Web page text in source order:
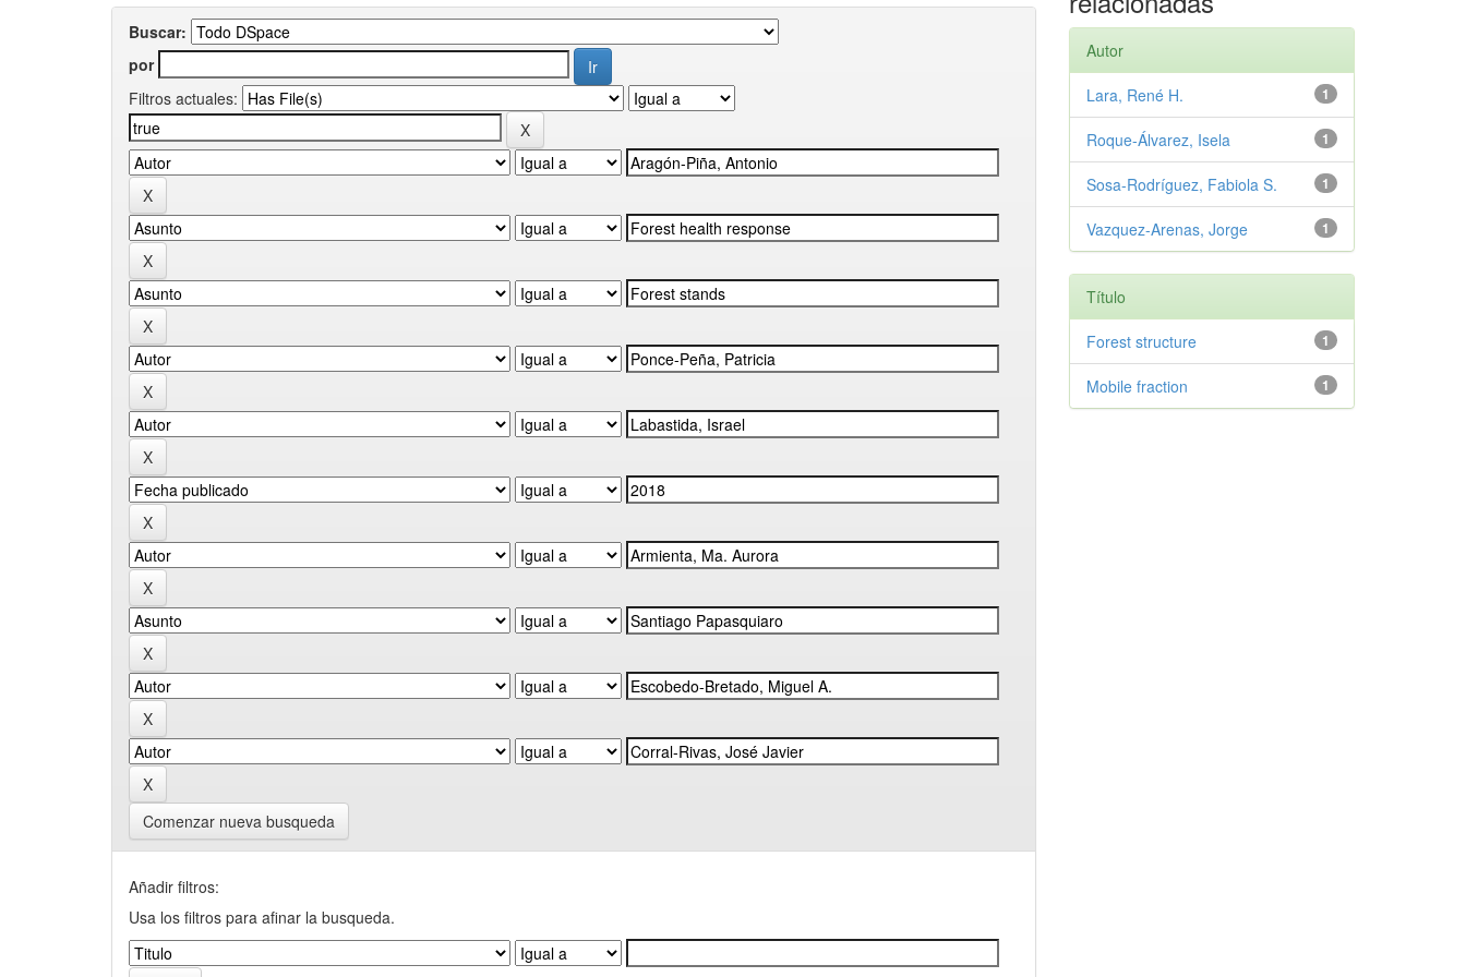
Buscar:
por
Filtros actuales:
Comenzar nueva busqueda
Añadir filtros:
Usa los filtros para afinar la busqueda.
Autor
1
Lara, René H.
1
Roque-Álvarez, Isela
1
Sosa-Rodríguez, Fabiola S.
1
Vazquez-Arenas, Jorge
Título
1
Forest structure
1
Mobile fraction